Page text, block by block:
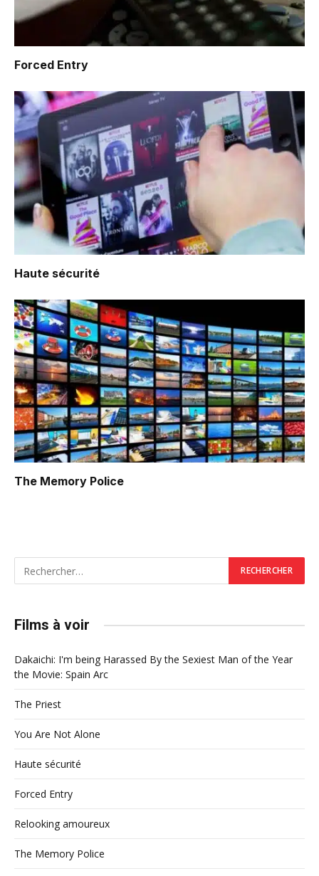
Forced Entry
Haute sécurité
The Memory Police
Films à voir
Dakaichi: I'm being Harassed By the Sexiest Man of the Year
the Movie: Spain Arc
The Priest
You Are Not Alone
Haute sécurité
Forced Entry
Relooking amoureux
The Memory Police